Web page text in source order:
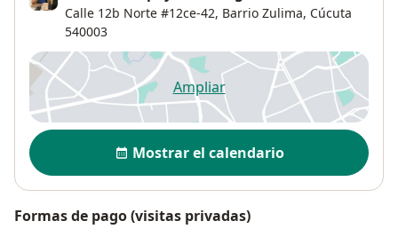
Calle 12b Norte #12ce-42, Barrio Zulima, Cúcuta
540003
Ampliarse abre en una nueva
Disponibilidad
Mostrar el calendario
Formas de pago (visitas privadas)